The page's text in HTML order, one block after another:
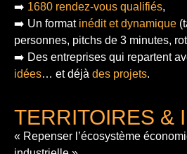
➡️ 1680 rendez-vous qualifiés,
➡️ Un format inédit et dynamique
personnes, pitchs de 3 minutes,
➡️ Des entreprises qui repartent
idées… et déjà des projets.
TERRITOIRES &
« Repenser l’écosystème